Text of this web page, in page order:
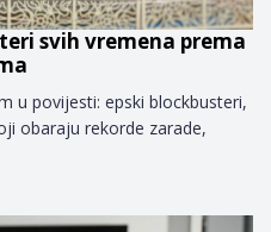
svih vremena prema
u povijesti: epski blockbusteri,
obaraju rekorde zarade,